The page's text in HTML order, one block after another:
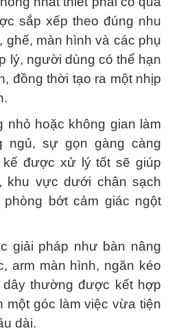
sắp xếp theo đúng nhu
ghế, màn hình và các phụ
lý, người dùng có thể hạn
đồng thời tạo ra một nhịp
nhỏ hoặc không gian làm
ngủ, sự gọn gàng càng
kế được xử lý tốt sẽ giúp
khu vực dưới chân sạch
bớt cảm giác ngột
giải pháp như bàn nâng
arm màn hình, ngăn kéo
thường được kết hợp
một góc làm việc vừa tiện
dài.